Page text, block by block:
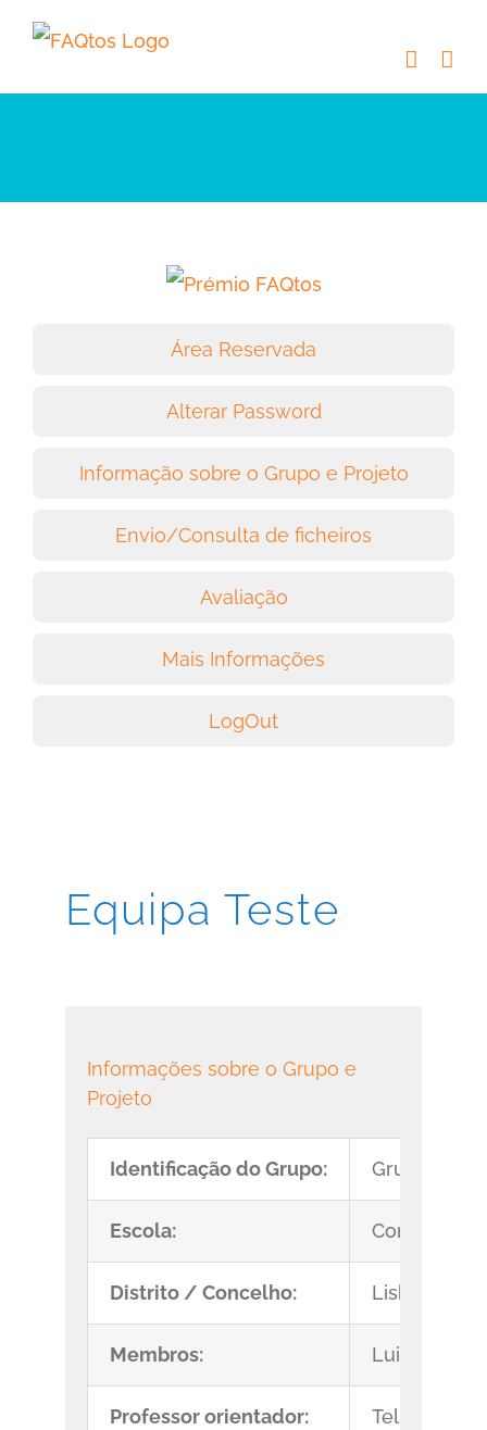
Skip
content
Equipa Teste
Informações sobre o Grupo e
Projeto
Identificação do Grupo:
Escola: Conde de
Distrito / Concelho: Lisboa/
Membros: Luisa Silva
Professor orientador: Telmo
Área Reservada
Alterar Password
Informação sobre o Grupo e Projeto
Envio/Consulta de ficheiros
Avaliação
Mais Informações
LogOut